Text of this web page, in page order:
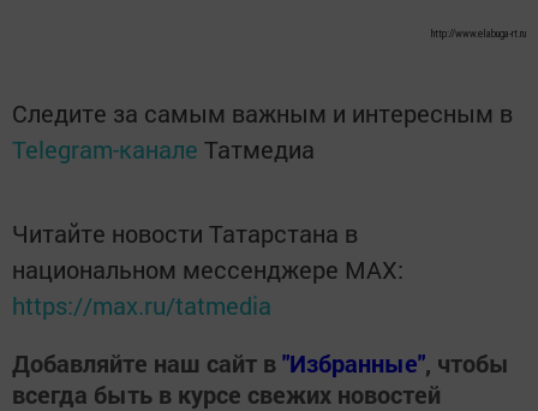
http://www.elabuga-rt.ru
Следите за самым важным и интересным в
Telegram-канале Татмедиа
Читайте новости Татарстана в
национальном мессенджере MАХ:
https://max.ru/tatmedia
Добавляйте наш сайт в"Избранные", чтобы
всегда быть в курсе свежих новостей